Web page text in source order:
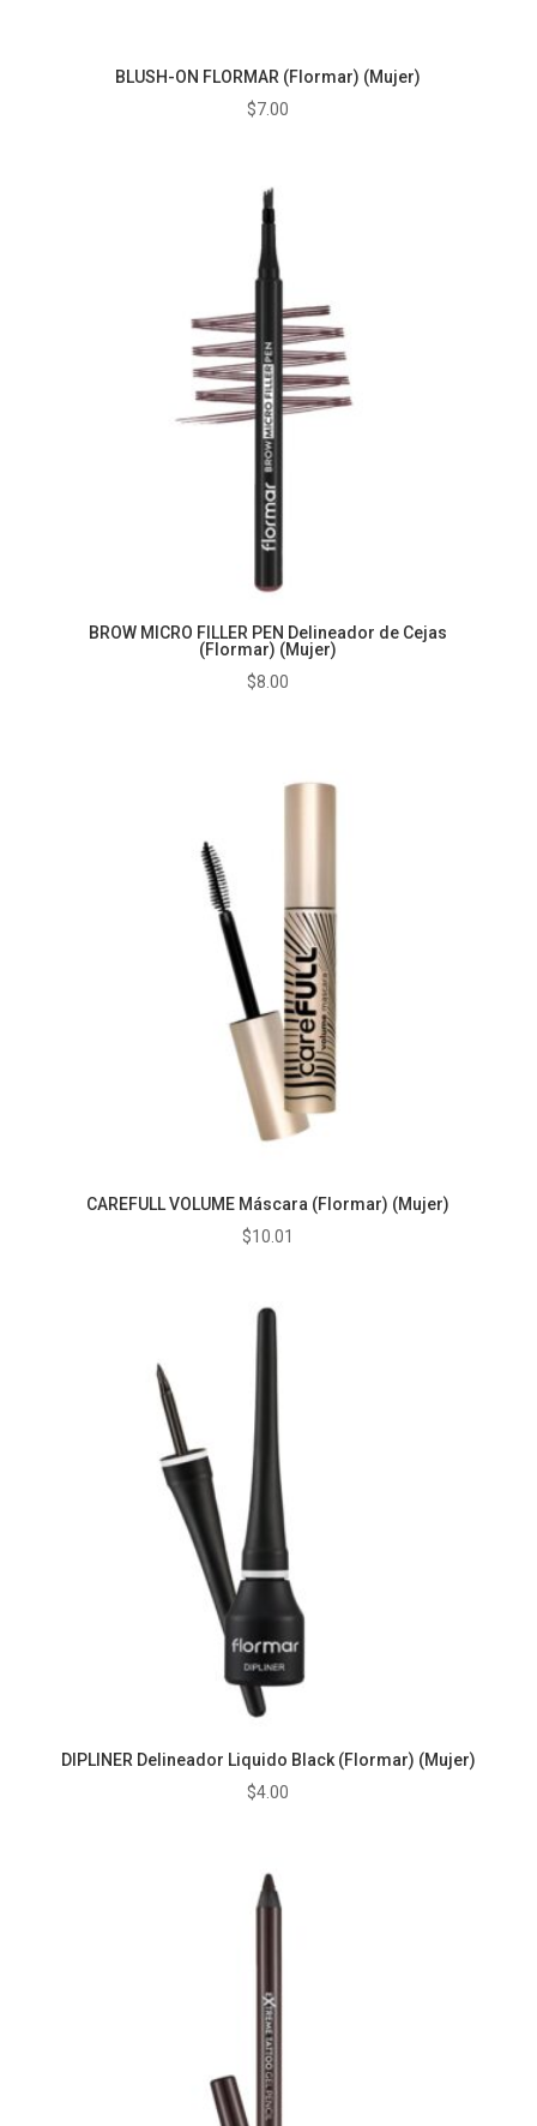
BLUSH-ON FLORMAR (Flormar) (Mujer)
$7.00
BROW MICRO FILLER PEN Delineador de Cejas
(Flormar) (Mujer)
$8.00
CAREFULL VOLUME Máscara (Flormar) (Mujer)
$10.01
DIPLINER Delineador Liquido Black (Flormar) (Mujer)
$4.00